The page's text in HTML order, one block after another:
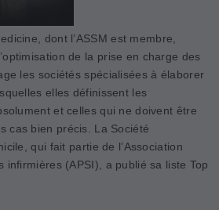
dont l’ASSM est membre,
de la prise en charge des
les sociétés spécialisées à élaborer
elles définissent les
et celles qui ne doivent être
cas bien précis. La Société
qui fait partie de l’Association
infirmières (APSI), a publié sa liste Top